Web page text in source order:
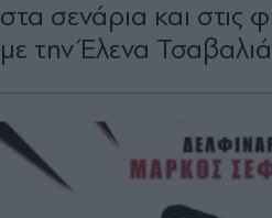
στα σενάρια και στις
με την Έλενα Τσαβαλιά